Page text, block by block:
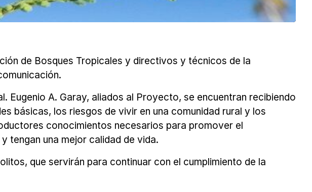
de Bosques Tropicales y directivos y técnicos de la
Eugenio A. Garay, aliados al Proyecto, se encuentran recibiendo
básicas, los riesgos de vivir en una comunidad rural y los
conocimientos necesarios para promover el
tengan una mejor calidad de vida.
que servirán para continuar con el cumplimiento de la